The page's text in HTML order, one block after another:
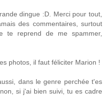
dingue :D. Merci pour tout,
des commentaires, surtout
te reprend de me spammer,
photos, il faut féliciter Marion !
dans le genre perchée t'es
si j'ai bien suivi, tu es cadre